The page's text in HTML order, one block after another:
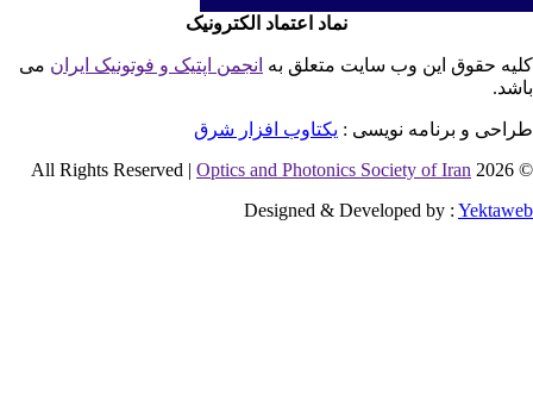
نماد اعتماد الکترونیک
حقوق این وب سایت متعلق بهانجمن اپتیک و فوتونیک ایران می
و برنامه نویسی : یکتاوب افزار شرق
©
Optics and Photonics Society of Iran
Designed & Developed by :